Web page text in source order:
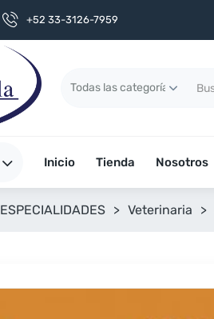
+52 33-3126-7959
Inicio Tienda Nosotros
ESPECIALIDADES > Veterinaria >